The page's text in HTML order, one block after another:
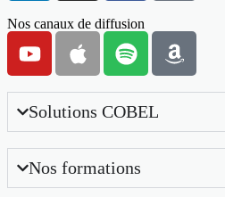
Nos canaux de diffusion
Solutions COBEL
Nos formations